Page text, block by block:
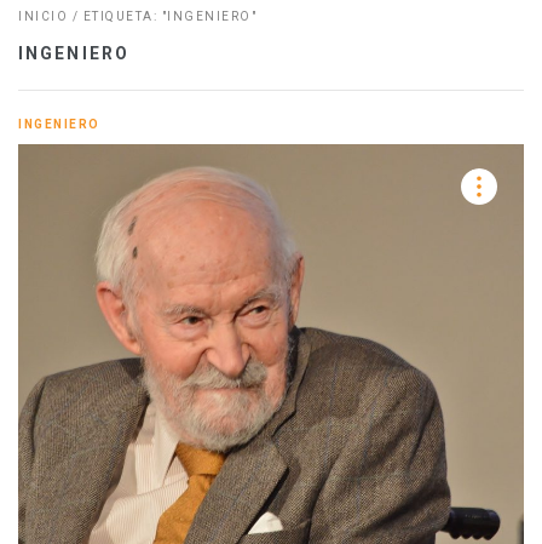
INICIO / ETIQUETA: "INGENIERO"
INGENIERO
INGENIERO